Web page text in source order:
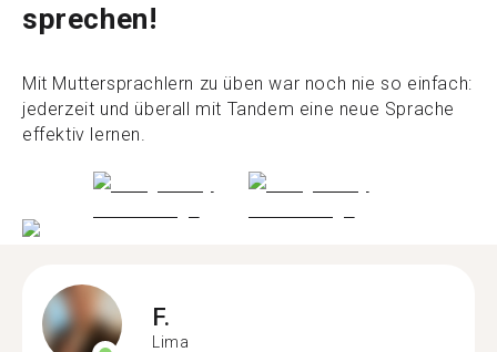
sprechen!
Mit Muttersprachlern zu üben war noch nie so einfach:
jederzeit und überall mit Tandem eine neue Sprache
effektiv lernen.
F.
Lima